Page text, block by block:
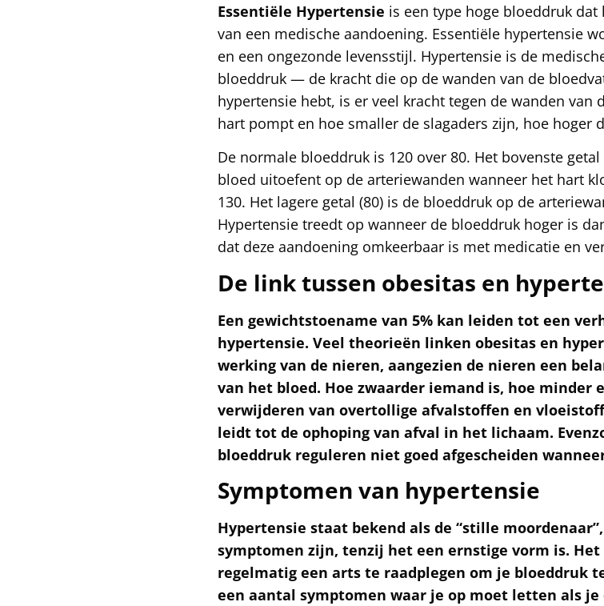
Essentiële Hypertensie is een type hoge bloeddruk
van een medische aandoening. Essentiële hypertensie
en een ongezonde levensstijl. Hypertensie is de
bloeddruk — de kracht die op de wanden van de
hypertensie hebt, is er veel kracht tegen de wanden van
hart pompt en hoe smaller de slagaders zijn, hoe hoger
De normale bloeddruk is 120 over 80. Het bovenste
bloed uitoefent op de arteriewanden wanneer het hart
130. Het lagere getal (80) is de bloeddruk op de
Hypertensie treedt op wanneer de bloeddruk hoger is
dat deze aandoening omkeerbaar is met medicatie en
De link tussen obesitas en
Een gewichtstoename van 5% kan leiden tot een
hypertensie. Veel theorieën linken obesitas en
werking van de nieren, aangezien de nieren een
van het bloed. Hoe zwaarder iemand is, hoe
verwijderen van overtollige afvalstoffen en
leidt tot de ophoping van afval in het lichaam.
bloeddruk reguleren niet goed afgescheiden
Symptomen van hypertensie
Hypertensie staat bekend als de “stille
symptomen zijn, tenzij het een ernstige vorm is.
regelmatig een arts te raadplegen om je bloeddruk
een aantal symptomen waar je op moet letten als